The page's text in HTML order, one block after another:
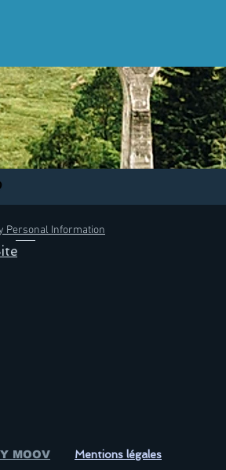
MOOV Mentions légales
Personal Information